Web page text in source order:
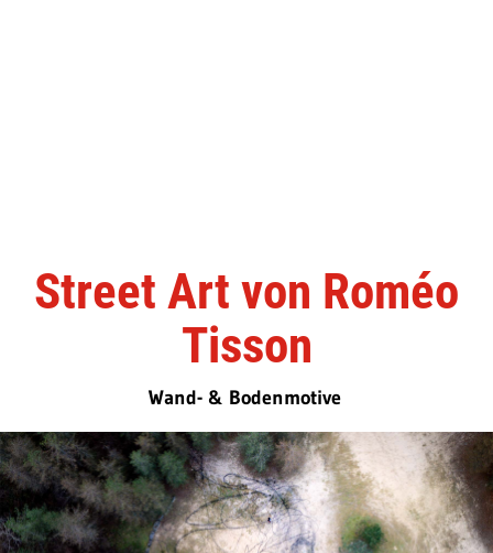
Street Art von Roméo
Tisson
Wand- & Bodenmotive